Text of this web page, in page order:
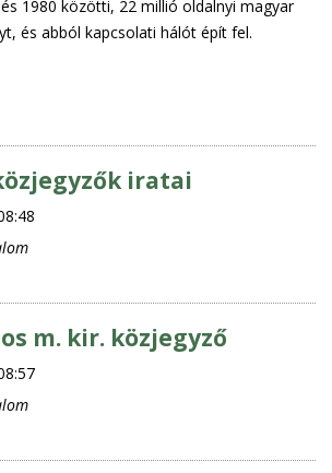
1980 közötti, 22 millió oldalnyi magyar
és abból kapcsolati hálót épít fel.
iratai
m. kir. közjegyző